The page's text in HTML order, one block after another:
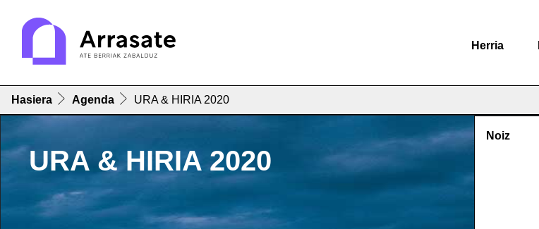
Herria
Hasiera Agenda URA & HIRIA 2020
URA & HIRIA 2020
Noiz